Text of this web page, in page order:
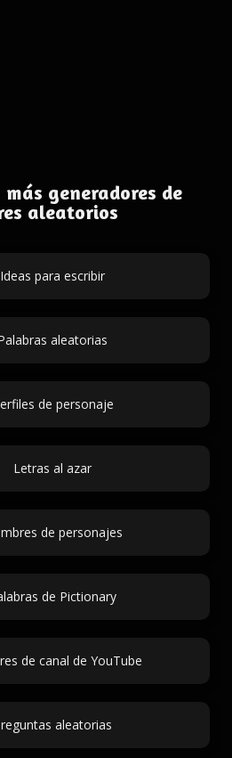
más generadores de
aleatorios
Ideas para escribir
aleatorias
de personaje
Letras al azar
de personajes
de Pictionary
de canal de YouTube
aleatorias